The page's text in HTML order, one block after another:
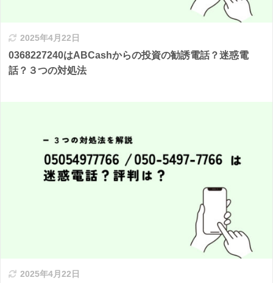
2025年4月22日
0368227240はABCashからの投資の勧誘電話？迷惑電
話？３つの対処法
2025年4月22日